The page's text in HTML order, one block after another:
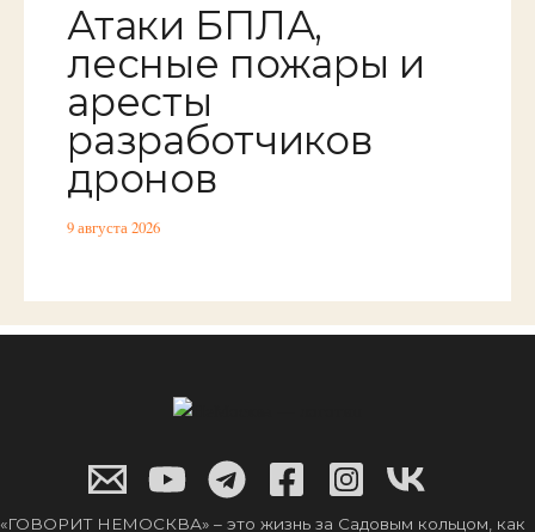
Атаки БПЛА,
лесные пожары и
аресты
разработчиков
дронов
9 августа 2026
«ГОВОРИТ НЕМОСКВА» – это жизнь за Садовым кольцом, как